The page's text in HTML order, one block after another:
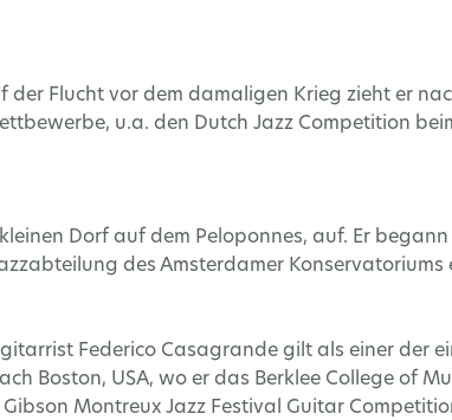
der Flucht vor dem damaligen Krieg zieht er
u.a. den Dutch Jazz Competition
Dorf auf dem Peloponnes, auf. Er
des Amsterdamer Konservatoriums
Federico Casagrande gilt als einer der
Boston, USA, wo er das Berklee College of
Montreux Jazz Festival Guitar